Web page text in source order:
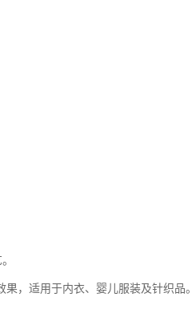
，适用于内衣、婴儿服装及针织品。